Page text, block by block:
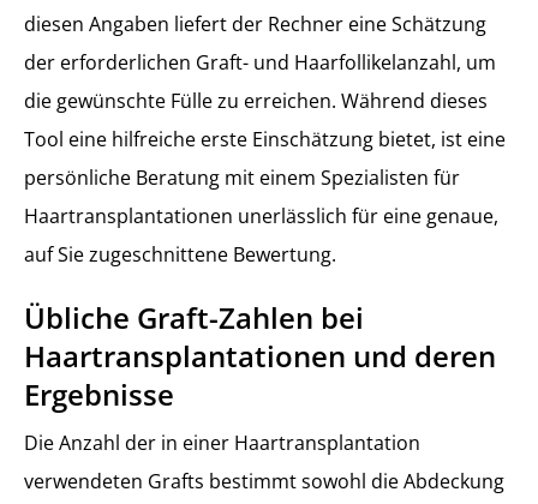
diesen Angaben liefert der Rechner eine Schätzung
der erforderlichen Graft- und Haarfollikelanzahl, um
die gewünschte Fülle zu erreichen. Während dieses
Tool eine hilfreiche erste Einschätzung bietet, ist eine
persönliche Beratung mit einem Spezialisten für
Haartransplantationen unerlässlich für eine genaue,
auf Sie zugeschnittene Bewertung.
Übliche Graft-Zahlen bei
Haartransplantationen und deren
Ergebnisse
Die Anzahl der in einer Haartransplantation
verwendeten Grafts bestimmt sowohl die Abdeckung